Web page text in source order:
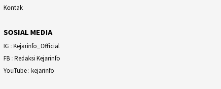
Kontak
SOSIAL MEDIA
IG : Kejarinfo_Official
FB : Redaksi Kejarinfo
YouTube : kejarinfo